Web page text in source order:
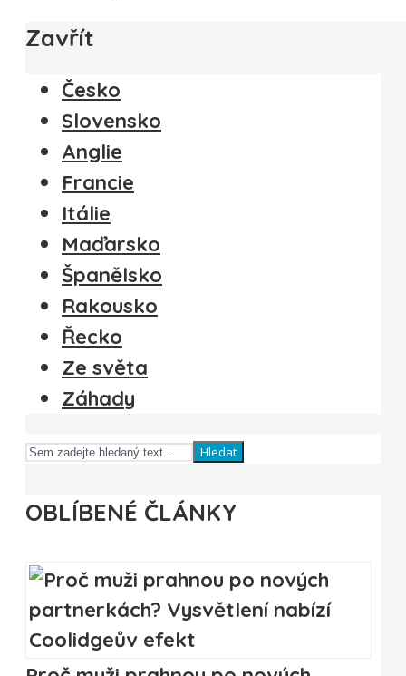
Zavřít
Česko
Slovensko
Anglie
Francie
Itálie
Maďarsko
Španělsko
Rakousko
Řecko
Ze světa
Záhady
Hledat
OBLÍBENÉ ČLÁNKY